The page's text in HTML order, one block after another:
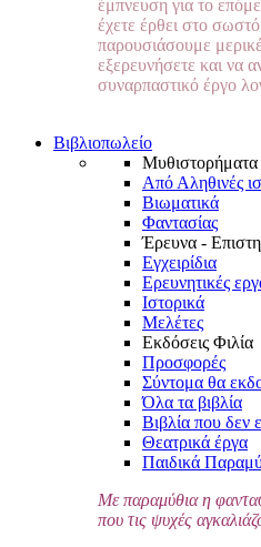
έμπνευση για το
έχετε έρθει στο
παρουσιάσουμε
εξερευνήσετε και να
συναρπαστικό έργο
Βιβλιοπωλείο
Μυθιστορήματα
Από Αληθινές
Βιωματικά
Φαντασίας
Έρευνα -
Εγχειρίδια
Ερευνητικές
Ιστορικά
Μελέτες
Εκδόσεις Φιλία
Προσφορές
Σύντομα θα
Όλα τα βιβλία
Βιβλία που δεν
Θεατρικά έργα
Παιδικά
Με παραμύθια η
που τις ψυχές